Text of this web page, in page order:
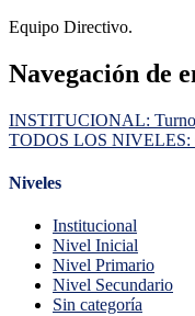
Equipo Directivo.
Navegación de
INSTITUCIONAL:
TODOS LOS NIVELES:
Niveles
Institucional
Nivel Inicial
Nivel Primario
Nivel Secundario
Sin categoría